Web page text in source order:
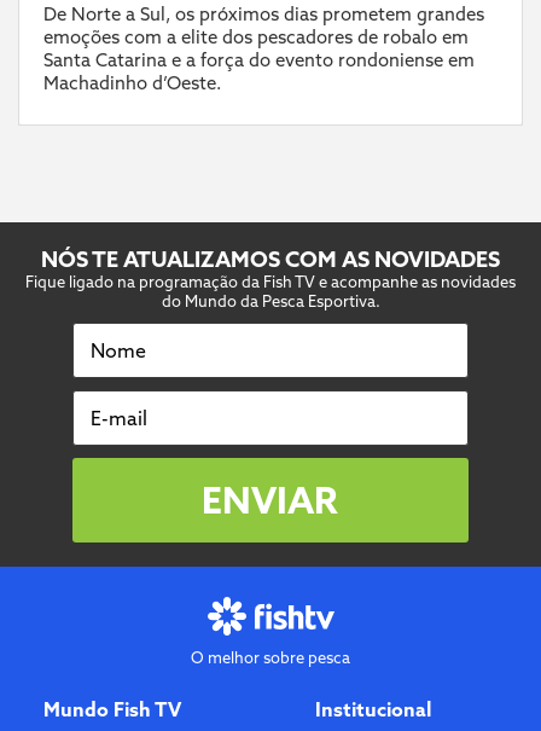
De Norte a Sul, os próximos dias prometem grandes
emoções com a elite dos pescadores de robalo em
Santa Catarina e a força do evento rondoniense em
Machadinho d’Oeste.
NÓS TE ATUALIZAMOS COM AS NOVIDADES
Fique ligado na programação da Fish TV e acompanhe as novidades
do Mundo da Pesca Esportiva.
Nome
E-mail
ENVIAR
O melhor sobre pesca
Mundo Fish TV Institucional